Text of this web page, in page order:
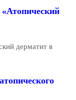
дерматит в